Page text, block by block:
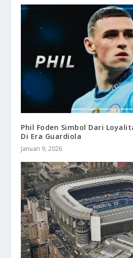
Phil Foden Simbol Dari
Di Era Guardiola
Januari 9, 2026